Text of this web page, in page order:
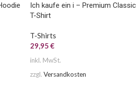
Ich kaufe ein i – Premium Classic
T-Shirt
T-Shirts
29,95 €
inkl. MwSt.
zzgl. Versandkosten